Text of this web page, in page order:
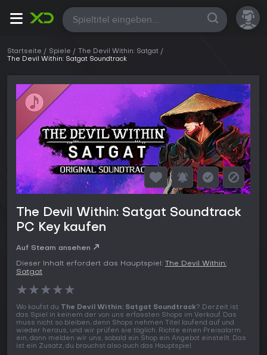
Alle
Startseite Spiele
The Devil Within: Satgat
The Devil Within: Satgat Soundtrack
The Devil Within: Satgat Soundtrack
PC Key kaufen
Auf Steam ansehen
Dieser Inhalt erfordert das Hauptspiel: The Devil Within:
Satgat
★★★★★
Wo kaufst du The Devil Within: Satgat Soundtrack? Derzeit ist
das Spiel in keinem der von uns erfassten Shops im Verkauf. Das
muss nicht so bleiben, denn Shops nehmen Titel laufend auf und
wieder heraus, und wir prüfen sie täglich. Richte einen Preisalarm
ein, dann melden wir uns, sobald ein Shop ein Angebot einstellt. Das
ist ein Zusatz, du brauchst also auch das Hauptspiel.